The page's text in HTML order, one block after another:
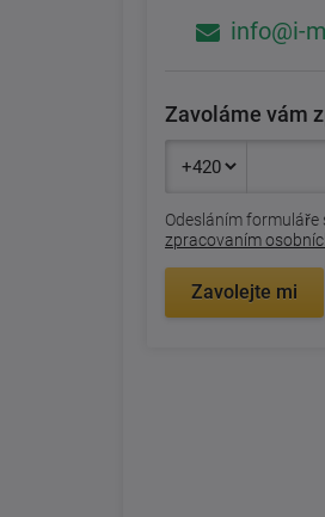
info@i-
Zavoláme vám
Odesláním formuláře
zpracovaním
Zavolejte mi